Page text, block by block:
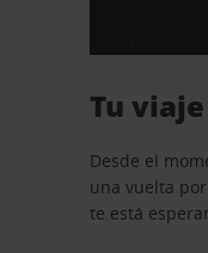
Tu
Desde el
una vuelta
te está